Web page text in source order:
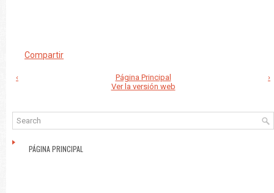
Compartir
‹ ›
Página Principal
Ver la versión web
PÁGINA PRINCIPAL